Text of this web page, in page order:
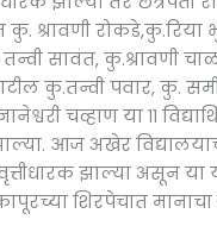
कु. श्रावणी
सावंत, कु.श्रावणी
कु.तन्वी पवार, कु.
चव्हाण या ११
आज अखेर
झाल्या असून
शिरपेचात मानाचा